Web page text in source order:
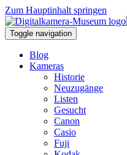
Zum Hauptinhalt springen
Toggle navigation
Blog
Kameras
Historie
Neuzugänge
Listen
Gesucht
Canon
Casio
Fuji